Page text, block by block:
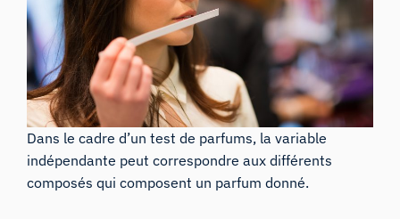
Dans le cadre d’un test de parfums, la variable
indépendante peut correspondre aux différents
composés qui composent un parfum donné.